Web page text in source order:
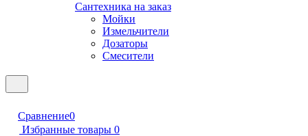
Сантехника на заказ
Мойки
Измельчители
Дозаторы
Смесители
Сравнение0
Избранные товары 0